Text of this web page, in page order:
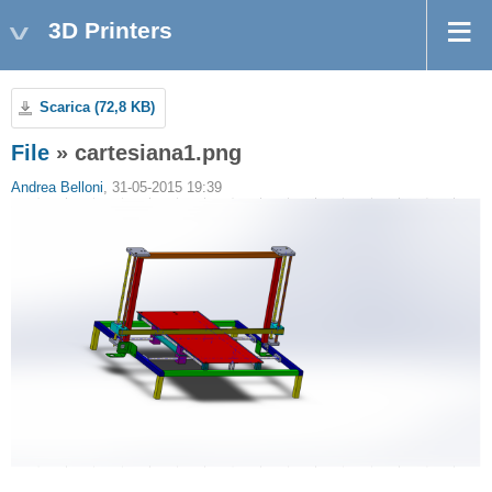
3D Printers
Scarica (72,8 KB)
File » cartesiana1.png
Andrea Belloni, 31-05-2015 19:39